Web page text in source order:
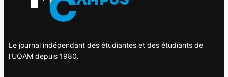
Le journal indépendant des étudiantes et des étudiants de
l'UQAM depuis 1980.